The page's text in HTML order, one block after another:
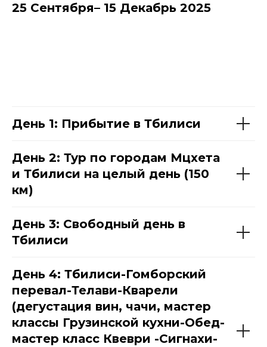
25 Сентября– 15 Декабрь 2025
День 1: Прибытие в Тбилиси
День 2: Тур по городам Мцхета
и Тбилиси на целый день (150
км)
День 3: Свободный день в
Тбилиси
День 4: Тбилиси-Гомборский
перевал-Телави-Кварели
(дегустация вин, чачи, мастер
классы Грузинской кухни-Обед-
мастер класс Квеври -Сигнахи-